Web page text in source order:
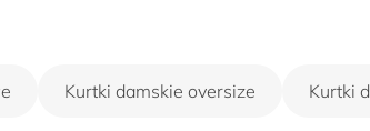
Kurtki damskie oversize Kurtki